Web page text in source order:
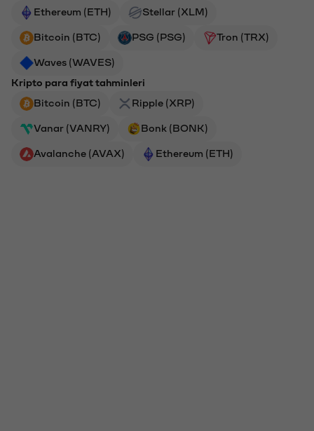
Ethereum (ETH)
Stellar (XLM)
Bitcoin (BTC) PSG (PSG) Tron (TRX)
Waves (WAVES)
Kripto para fiyat tahminleri
Bitcoin (BTC)
Ripple (XRP)
Vanar (VANRY) Bonk (BONK)
Avalanche (AVAX) Ethereum (ETH)